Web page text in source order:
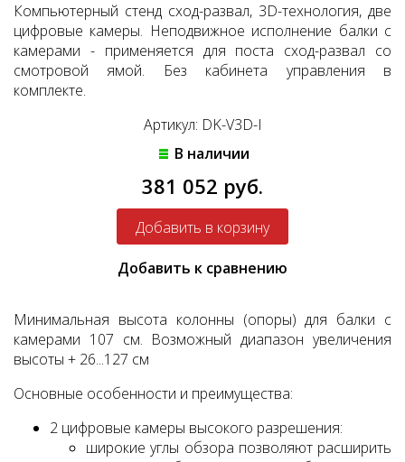
Компьютерный cтенд сход-развал, 3D-технология, две
цифровые камеры. Неподвижное исполнение балки с
камерами - применяется для поста сход-развал со
смотровой ямой. Без кабинета управления в
комплекте.
Артикул: DK-V3D-I
В наличии
381 052 руб.
Добавить к сравнению
Минимальная высота колонны (опоры) для балки с
камерами 107 см. Возможный диапазон увеличения
высоты + 26...127 см
Основные особенности и преимущества:
2 цифровые камеры высокого разрешения:
широкие углы обзора позволяют расширить